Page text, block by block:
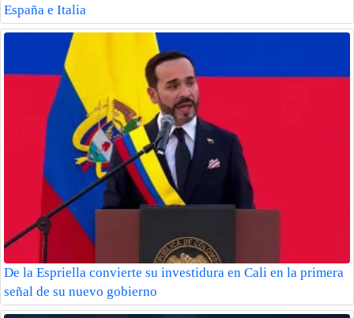
España e Italia
De la Espriella convierte su investidura en Cali en la primera
señal de su nuevo gobierno